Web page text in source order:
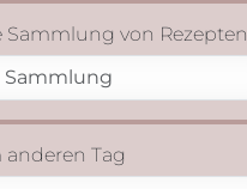
Sammlung von Rezepten
anderen Tag